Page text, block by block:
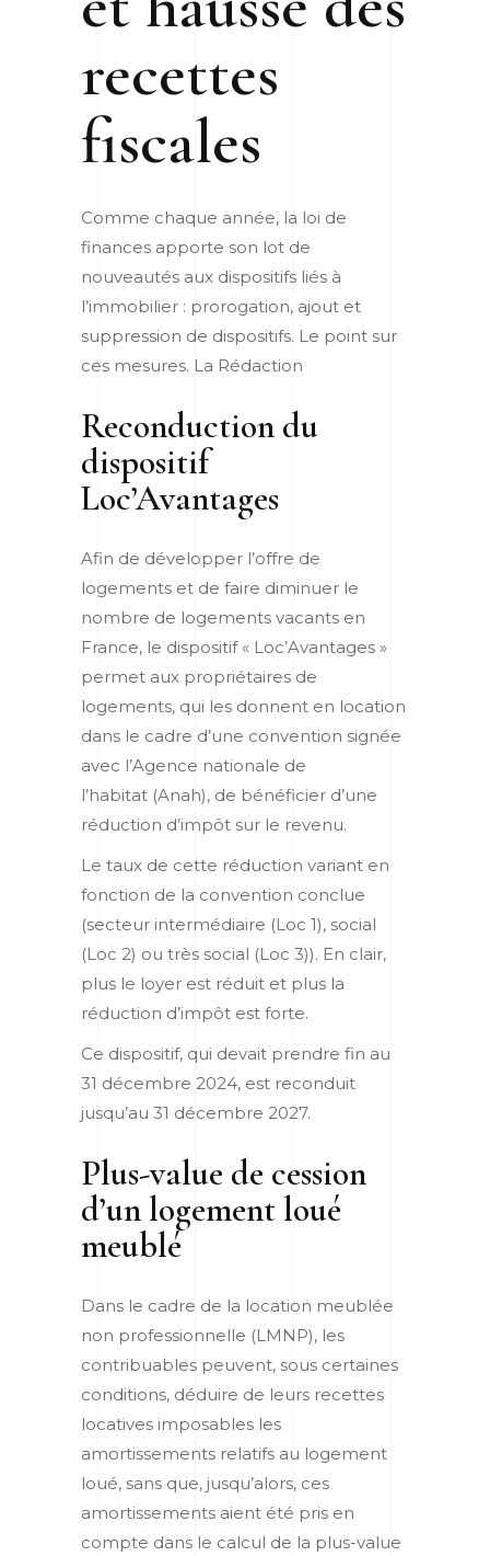
recettes
fiscales
Comme chaque année, la loi de
finances apporte son lot de
nouveautés aux dispositifs liés à
l’immobilier : prorogation, ajout et
suppression de dispositifs. Le point sur
ces mesures. La Rédaction
Reconduction du
dispositif
Loc’Avantages
Afin de développer l’offre de
logements et de faire diminuer le
nombre de logements vacants en
France, le dispositif « Loc’Avantages »
permet aux propriétaires de
logements, qui les donnent en location
dans le cadre d’une convention signée
avec l’Agence nationale de
l’habitat (Anah), de bénéficier d’une
réduction d’impôt sur le revenu.
Le taux de cette réduction variant en
fonction de la convention conclue
(secteur intermédiaire (Loc 1), social
(Loc 2) ou très social (Loc 3)). En clair,
plus le loyer est réduit et plus la
réduction d’impôt est forte.
Ce dispositif, qui devait prendre fin au
31 décembre 2024, est reconduit
jusqu’au 31 décembre 2027.
Plus-value de cession
d’un logement loué
meublé
Dans le cadre de la location meublée
non professionnelle (LMNP), les
contribuables peuvent, sous certaines
conditions, déduire de leurs recettes
locatives imposables les
amortissements relatifs au logement
loué, sans que, jusqu’alors, ces
amortissements aient été pris en
compte dans le calcul de la plus-value